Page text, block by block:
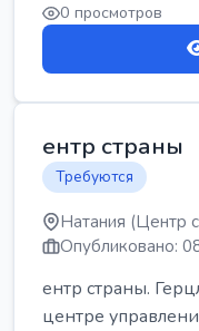
0 просмотров
ентр страны
Требуются
Натания (Центр
Опубликовано:
ентр страны.
центре